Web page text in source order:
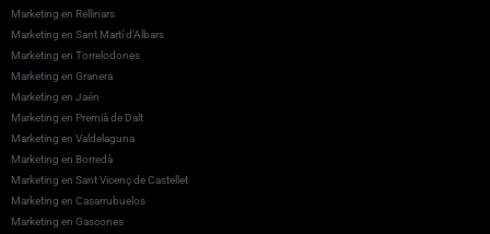
Marketing en Rellinars
Marketing en Sant Martí d’Albars
Marketing en Torrelodones
Marketing en Granera
Marketing en Jaén
Marketing en Premià de Dalt
Marketing en Valdelaguna
Marketing en Borredà
Marketing en Sant Vicenç de Castellet
Marketing en Casarrubuelos
Marketing en Gascones